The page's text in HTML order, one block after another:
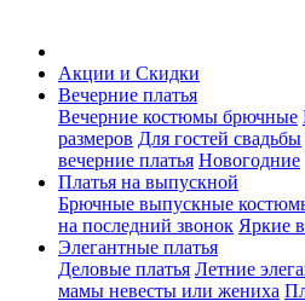
Акции и Скидки
Вечерние платья
Вечерние костюмы брючные
размеров Для гостей свадьбы
вечерние платья Новогодние
Платья на выпускной
Брючные выпускные
на последний звонок Яркие
Элегантные платья
Деловые платья Летние
мамы невесты или жениха